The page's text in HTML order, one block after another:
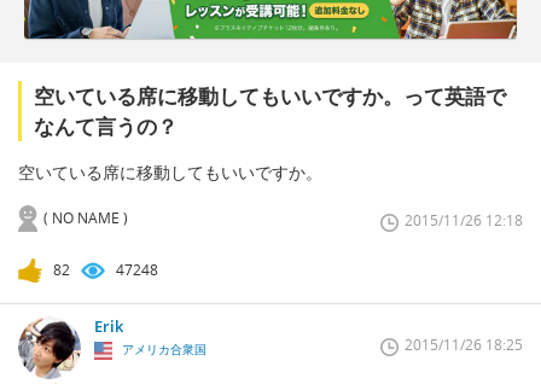
空いている席に移動してもいいですか。って英語で
なんて言うの？
空いている席に移動してもいいですか。
( NO NAME ) 2015/11/26 12:18
82 47248
Erik
アメリカ合衆国 2015/11/26 18:25